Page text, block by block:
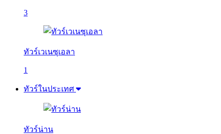
3
ทัวร์เวเนซุเอลา
1
ทัวร์ในประเทศ
ทัวร์น่าน